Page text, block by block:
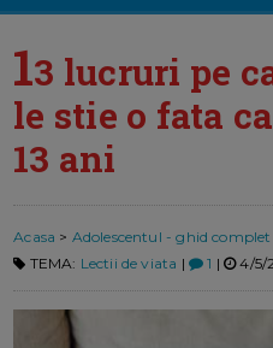
13 lucruri pe
le stie o fata
13 ani
Acasa > Adolescentul - ghid
TEMA: Lectii de viata | 1 | 4/5/